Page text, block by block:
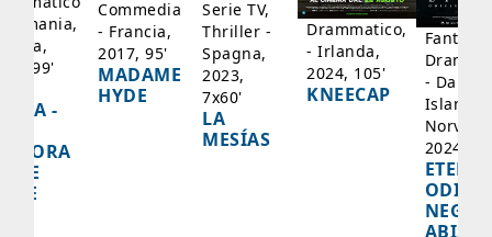
99'
-
Commedia
- Francia,
2017, 95'
MADAME
HYDE
Serie TV,
Thriller -
Spagna,
2023,
7x60'
LA
MESÍAS
Drammatico,
- Irlanda,
2024, 105'
KNEECAP
-
Islanda,
2024,
NEGLI
ABISSI